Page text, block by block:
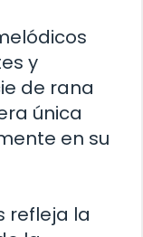
y
de rana
única
en su
refleja la